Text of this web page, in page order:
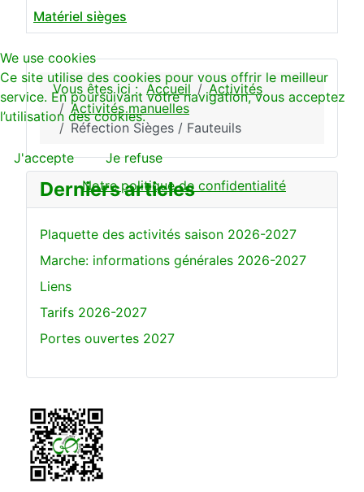
Matériel sièges
Vous êtes ici : Accueil
Activités
Activités manuelles
Réfection Sièges / Fauteuils
Derniers articles
Plaquette des activités saison 2026-2027
Marche: informations générales 2026-2027
Liens
Tarifs 2026-2027
Portes ouvertes 2027
We use cookies
Ce site utilise des cookies pour vous offrir le meilleur
service. En poursuivant votre navigation, vous acceptez
l’utilisation des cookies.
J'accepte
Je refuse
Notre politique de confidentialité